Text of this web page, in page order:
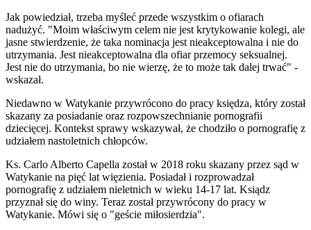
Jak powiedział, trzeba myśleć przede wszystkim o ofiarach
nadużyć. "Moim właściwym celem nie jest krytykowanie kolegi, ale
jasne stwierdzenie, że taka nominacja jest nieakceptowalna i nie do
utrzymania. Jest nieakceptowalna dla ofiar przemocy seksualnej.
Jest nie do utrzymania, bo nie wierzę, że to może tak dalej trwać" -
wskazał.
Niedawno w Watykanie przywrócono do pracy księdza, który został
skazany za posiadanie oraz rozpowszechnianie pornografii
dziecięcej. Kontekst sprawy wskazywał, że chodziło o pornografię z
udziałem nastoletnich chłopców.
Ks. Carlo Alberto Capella został w 2018 roku skazany przez sąd w
Watykanie na pięć lat więzienia. Posiadał i rozprowadzał
pornografię z udziałem nieletnich w wieku 14-17 lat. Ksiądz
przyznał się do winy. Teraz został przywrócony do pracy w
Watykanie. Mówi się o "geście miłosierdzia".